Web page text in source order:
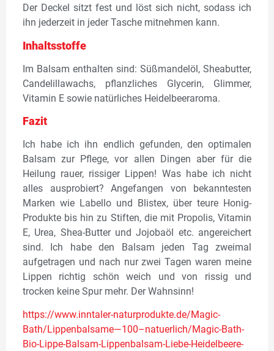
Der Deckel sitzt fest und löst sich nicht, sodass ich
ihn jederzeit in jeder Tasche mitnehmen kann.
Inhaltsstoffe
Im Balsam enthalten sind: Süßmandelöl, Sheabutter,
Candelillawachs, pflanzliches Glycerin, Glimmer,
Vitamin E sowie natürliches Heidelbeeraroma.
Fazit
Ich habe ich ihn endlich gefunden, den optimalen
Balsam zur Pflege, vor allen Dingen aber für die
Heilung rauer, rissiger Lippen! Was habe ich nicht
alles ausprobiert? Angefangen von bekanntesten
Marken wie Labello und Blistex, über teure Honig-
Produkte bis hin zu Stiften, die mit Propolis, Vitamin
E, Urea, Shea-Butter und Jojobaöl etc. angereichert
sind. Ich habe den Balsam jeden Tag zweimal
aufgetragen und nach nur zwei Tagen waren meine
Lippen richtig schön weich und von rissig und
trocken keine Spur mehr. Der Wahnsinn!
https://www.inntaler-naturprodukte.de/Magic-
Bath/Lippenbalsame—100–natuerlich/Magic-Bath-
Bio-Lippe-Balsam-Lippenbalsam-Liebe-Heidelbeere-